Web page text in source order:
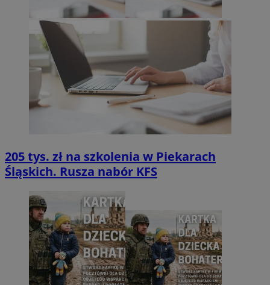
205 tys. zł na szkolenia w Piekarach
Śląskich. Rusza nabór KFS